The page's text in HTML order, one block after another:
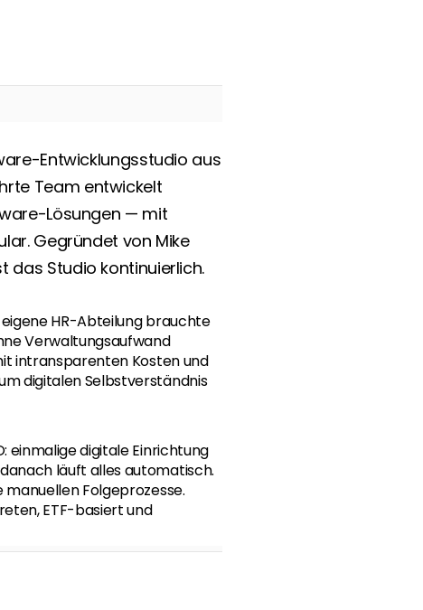
Entwicklungsstudio aus
Team entwickelt
Lösungen — mit
Gegründet von Mike
das Studio kontinuierlich.
HR-Abteilung brauchte
Verwaltungsaufwand
intransparenten Kosten und
digitalen Selbstverständnis
einmalige digitale Einrichtung
läuft alles automatisch.
manuellen Folgeprozesse.
ETF-basiert und